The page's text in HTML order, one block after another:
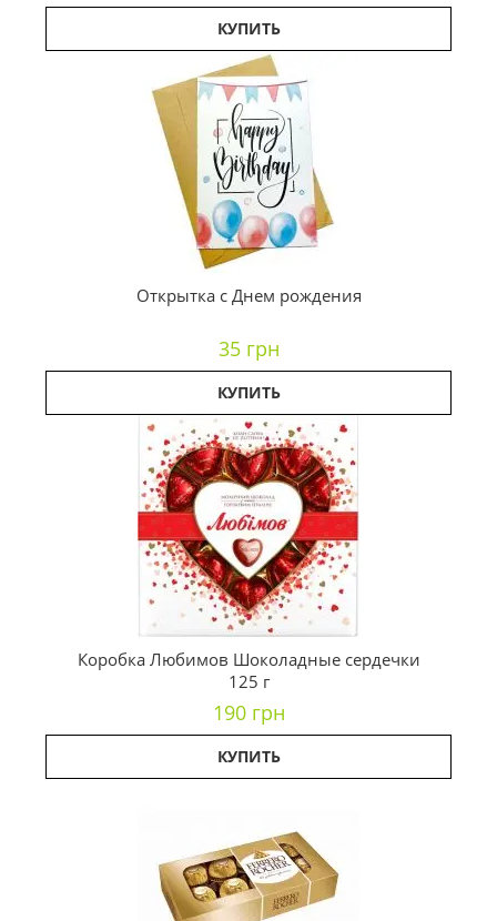
КУПИТЬ
Открытка с Днем рождения
35 грн
КУПИТЬ
Коробка Любимов Шоколадные сердечки
125 г
190 грн
КУПИТЬ